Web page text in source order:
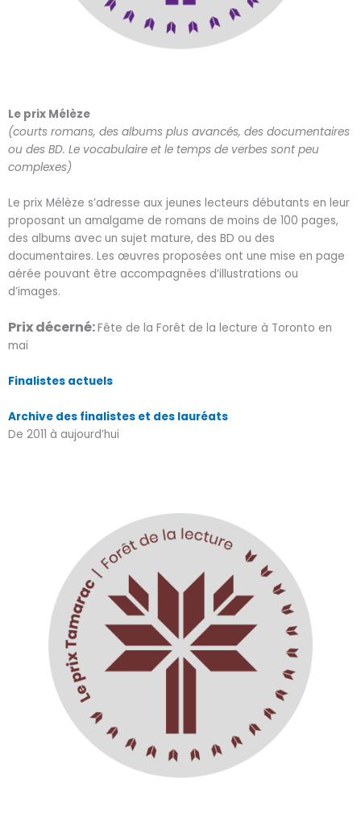
Le prix Mélèze
(courts romans, des albums plus avancés, des documentaires
ou des BD. Le vocabulaire et le temps de verbes sont peu
complexes)
Le prix Mélèze s’adresse aux jeunes lecteurs débutants en leur
proposant un amalgame de romans de moins de 100 pages,
des albums avec un sujet mature, des BD ou des
documentaires. Les œuvres proposées ont une mise en page
aérée pouvant être accompagnées d’illustrations ou
d’images.
Prix décerné:Fête de la Forêt de la lecture à Toronto en
mai
Finalistes actuels
Archive des finalistes et des lauréats
De 2011 à aujourd’hui